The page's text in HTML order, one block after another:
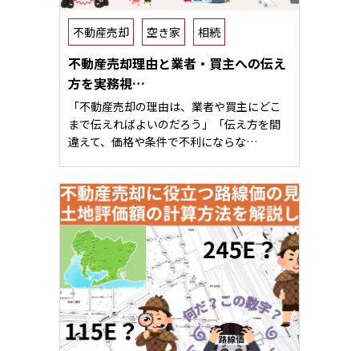
不動産売却 空き家 相続
不動産売却理由と業者・買主への伝え
方を実務視…
「不動産売却の理由は、業者や買主にどこ
まで伝えればよいのだろう」「伝え方を間
違えて、価格や条件で不利にならな…